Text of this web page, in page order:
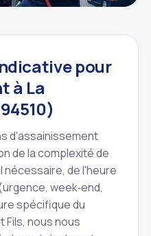
pour
à La
d'assainissement
de la complexité de
nécessaire, de l'heure
week‑end,
spécifique du
Fils, nous nous